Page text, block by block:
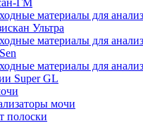
ГМ
материалы для
Ультра
материалы для
материалы для
Super GL
мочи
полоски